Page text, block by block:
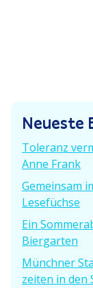
Neueste
Toleranz
Anne Frank
Gemeinsam
Lesefüchse
Ein
Biergarten
Münchner
zeiten in den